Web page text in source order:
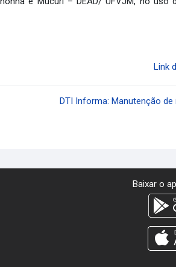
Link
DTI Informa: Manutenção
Baixar o